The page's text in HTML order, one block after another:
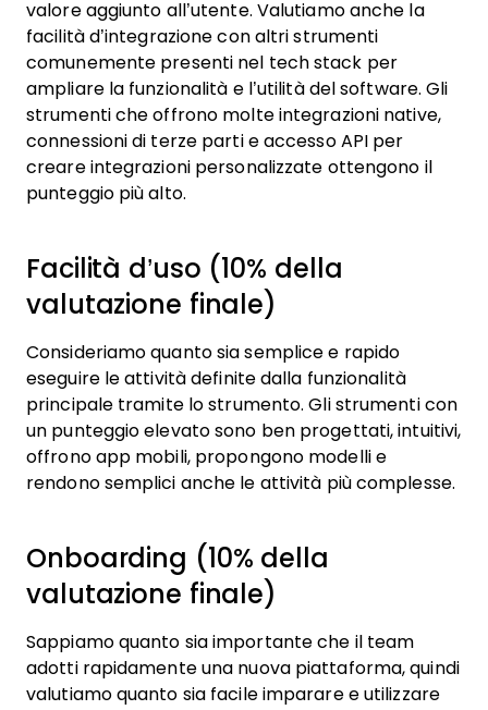
valore aggiunto all’utente. Valutiamo anche la
facilità d’integrazione con altri strumenti
comunemente presenti nel tech stack per
ampliare la funzionalità e l’utilità del software. Gli
strumenti che offrono molte integrazioni native,
connessioni di terze parti e accesso API per
creare integrazioni personalizzate ottengono il
punteggio più alto.
Facilità d’uso (10% della
valutazione finale)
Consideriamo quanto sia semplice e rapido
eseguire le attività definite dalla funzionalità
principale tramite lo strumento. Gli strumenti con
un punteggio elevato sono ben progettati, intuitivi,
offrono app mobili, propongono modelli e
rendono semplici anche le attività più complesse.
Onboarding (10% della
valutazione finale)
Sappiamo quanto sia importante che il team
adotti rapidamente una nuova piattaforma, quindi
valutiamo quanto sia facile imparare e utilizzare